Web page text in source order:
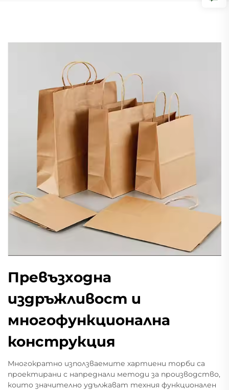
Превъзходна
издръжливост и
многофункционална
конструкция
Многократно използваемите хартиени торби са
проектирани с напреднали методи за производство,
които значително удължават техния функционален